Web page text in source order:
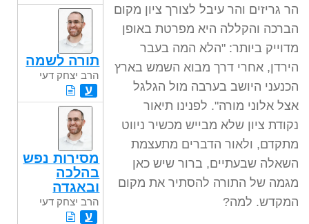
הר גריזים והר עיבל לצורך ציון מקום
הברכה והקללה היא מפרטת באופן
מדוייק ביותר: "הלא המה בעבר
הירדן, אחרי דרך מבוא השמש בארץ
הכנעני היושב בערבה מול הגלגל
אצל אלוני מורה". לפנינו תיאור
נקודת ציון שלא מבייש מכשיר ניווט
מתקדם, ולאור הדברים מתעצמת
השאלה שבעתיים, ברור שיש כאן
מגמה של התורה להסתיר את מקום
המקדש. למה?
תורה לשמה
הרב יצחק דעי
ע
מסירות נפש
בהלכה
ובאגדה
הרב יצחק דעי
ע